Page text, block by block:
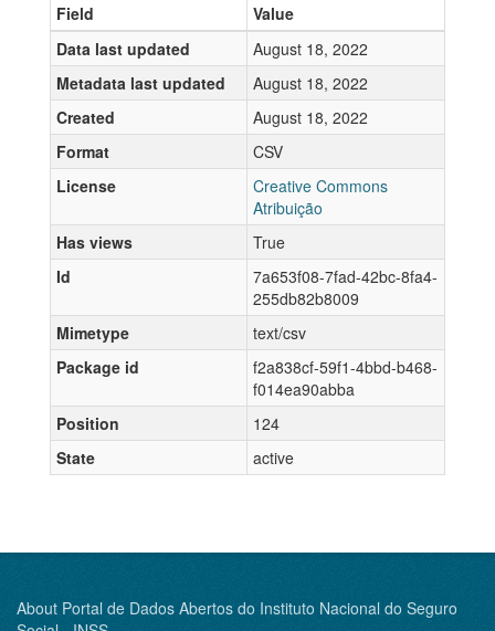
Field
Value
Data last updated
August 18, 2022
Metadata last updated
August 18, 2022
Created
August 18, 2022
Format
CSV
License
Creative Commons
Atribuição
Has views
True
Id
7a653f08-7fad-42bc-8fa4-
255db82b8009
Mimetype
text/csv
Package id
f2a838cf-59f1-4bbd-b468-
f014ea90abba
Position
124
State
active
About Portal de Dados Abertos do Instituto Nacional do Seguro